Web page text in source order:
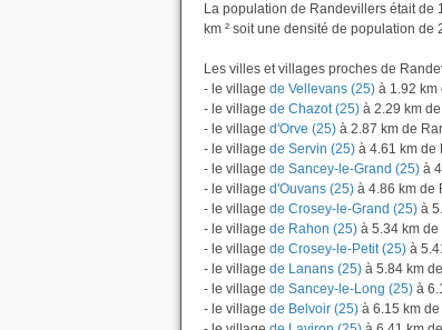
La population de Randevillers était de
km ² soit une densité de population de
Les villes et villages proches de
- le village de Vellevans (25) à 1.92
- le village de Chazot (25) à 2.29 km
- le village d'Orve (25) à 2.87 km de
- le village de Servin (25) à 4.61 km de
- le village de Sancey-le-Grand (25) à
- le village d'Ouvans (25) à 4.86 km de
- le village de Crosey-le-Grand (25) à
- le village de Rahon (25) à 5.34 km
- le village de Crosey-le-Petit (25) à
- le village de Lanans (25) à 5.84 km
- le village de Sancey-le-Long (25) à
- le village de Belvoir (25) à 6.15 km